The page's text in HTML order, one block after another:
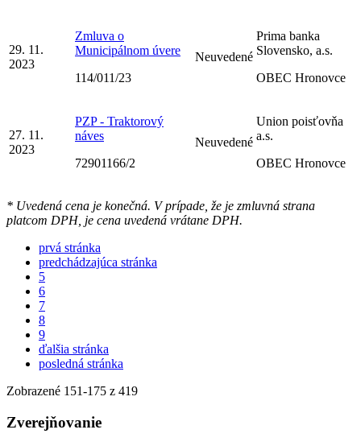
29. 11.
2023
Zmluva o
Municipálnom úvere
114/011/23
Neuvedené
Prima banka
Slovensko, a.s.
OBEC Hronovce
27. 11.
2023
PZP - Traktorový
náves
72901166/2
Neuvedené
Union poisťovňa
a.s.
OBEC Hronovce
* Uvedená cena je konečná. V prípade, že je zmluvná strana
platcom DPH, je cena uvedená vrátane DPH.
prvá stránka
predchádzajúca stránka
5
6
7
8
9
ďalšia stránka
posledná stránka
Zobrazené 151-175 z 419
Zverejňovanie